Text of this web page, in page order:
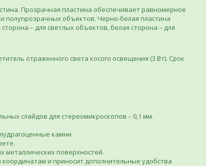
Прозрачная пластина обеспечивает равномерное
объектов. Черно-белая пластина
– для светлых объектов, белая сторона – для
отраженного света косого освещения (3 Вт). Срок
слайдов для стереомикроскопов – 0,1 мм.
камни.
металлических поверхностей.
и приносит дополнительные удобства